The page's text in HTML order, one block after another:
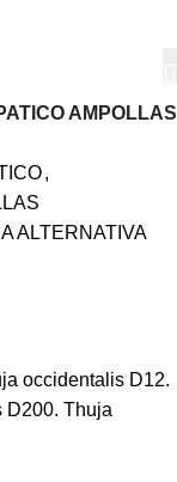
AMPOLLAS
,
ALTERNATIVA
occidentalis D12.
D200. Thuja